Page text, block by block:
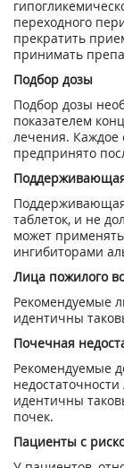
переходного
прекратить
принимать
Подбор дозы
Подбор дозы
показателем
лечения.
предпринято
Поддерживающая
таблеток, и не
может
ингибиторами
Лица пожилого
Рекомендуемые
идентичны
Почечная
Рекомендуемые
идентичны
почек.
Пациенты с